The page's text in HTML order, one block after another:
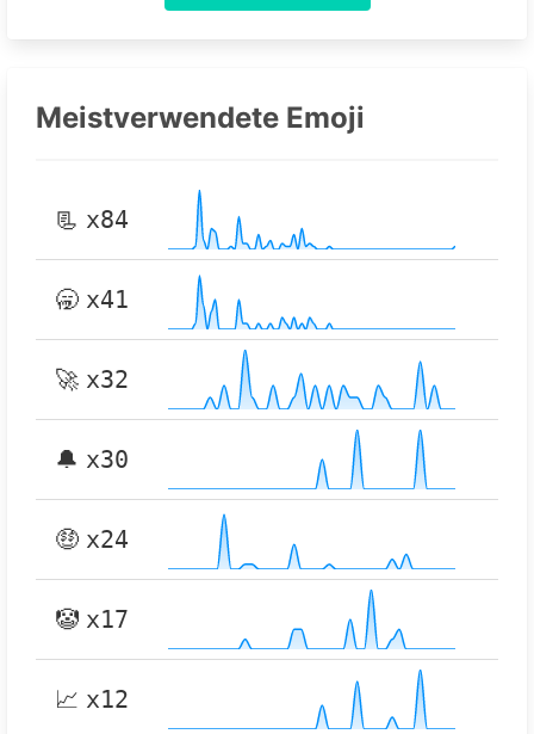
Meistverwendete Emoji
📃 x84
🥱 x41
🚀 x32
🔔 x30
🤑 x24
🤡 x17
📈 x12